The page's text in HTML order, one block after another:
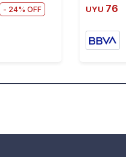
24 UYU 76